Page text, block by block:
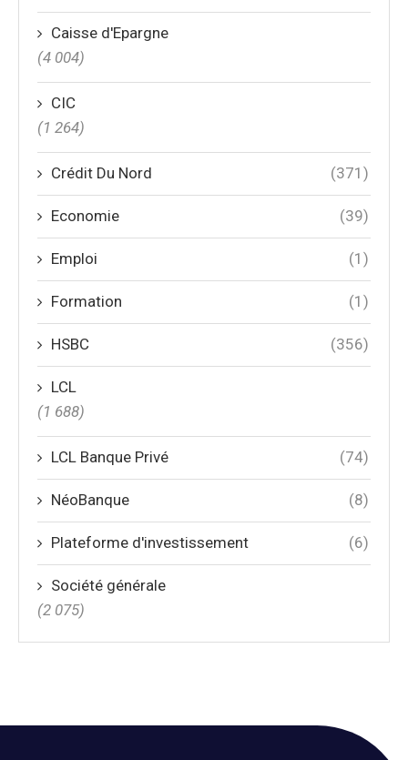
Caisse d'Epargne
(4 004)
CIC
(1 264)
Crédit Du Nord (371)
Economie (39)
Emploi (1)
Formation (1)
HSBC (356)
LCL
(1 688)
LCL Banque Privé (74)
NéoBanque (8)
Plateforme d'investissement (6)
Société générale
(2 075)